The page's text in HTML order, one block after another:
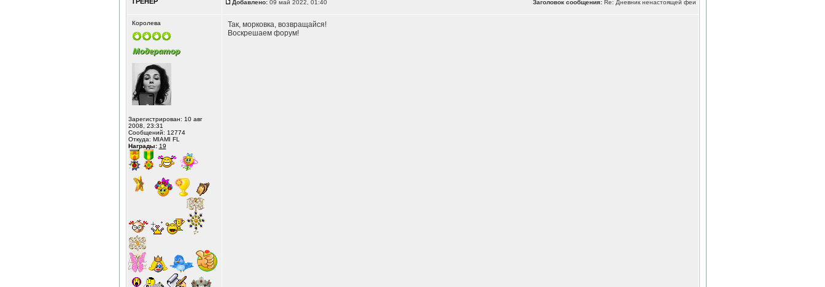
Заголовок сообщения:Re: Дневник ненастоящей феи
Добавлено:09 май 2022, 01:40
Королева
Зарегистрирован: 10 авг
2008, 23:31
Сообщений: 12774
Откуда: MIAMI FL
Награды: 19
Так, морковка, возвращайся!
Воскрешаем форум!